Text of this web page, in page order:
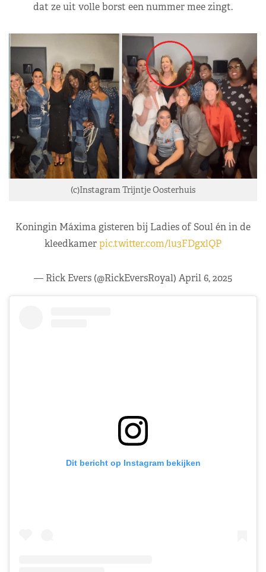
dat ze uit volle borst een nummer mee zingt.
(c)Instagram Trijntje Oosterhuis
Koningin Máxima gisteren bij Ladies of Soul én in de
kleedkamerpic.twitter.com/lu3FDgxlQP
— Rick Evers (@RickEversRoyal) April 6, 2025
Dit bericht op Instagram bekijken